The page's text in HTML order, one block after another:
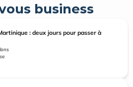
business
: deux jours pour passer à